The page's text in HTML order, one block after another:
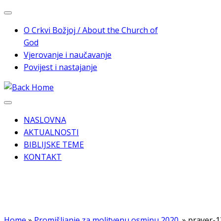
Skip
contentO Crkvi Božjoj / About the Church of
God
Vjerovanje i naučavanje
Povijest i nastajanje
NASLOVNA
AKTUALNOSTI
BIBLIJSKE TEME
KONTAKT